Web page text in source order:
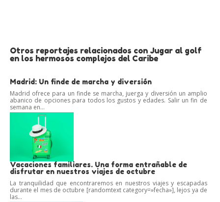
Otros reportajes relacionados con Jugar al golf
en los hermosos complejos del Caribe
Madrid: Un finde de marcha y diversión
Madrid ofrece para un finde se marcha, juerga y diversión un amplio
abanico de opciones para todos los gustos y edades. Salir un fin de
semana en...
Vacaciones familiares. Una forma entrañable de
disfrutar en nuestros viajes de octubre
La tranquilidad que encontraremos en nuestros viajes y escapadas
durante el mes de octubre [randomtext category=»fecha»], lejos ya de
las...